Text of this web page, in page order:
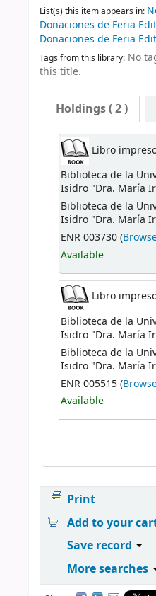
List(s) this item appears in:
Donaciones de Feria
Donaciones de Feria
Tags from this library: No
this title.
Holdings( 2 )
Libro
Biblioteca de la
Isidro "Dra. María
Biblioteca de la
Isidro "Dra. María
ENR 003730 (
Available
Libro
Biblioteca de la
Isidro "Dra. María
Biblioteca de la
Isidro "Dra. María
ENR 005515 (
Available
Print
Add to your
Save record
More searches